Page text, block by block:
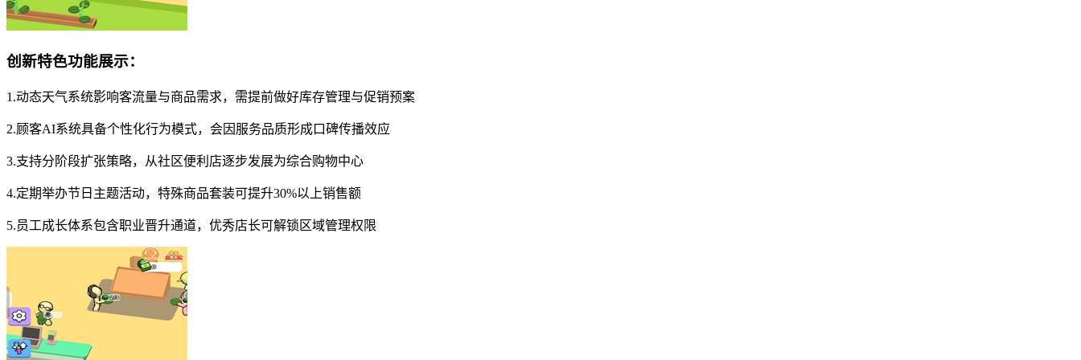
创新特色功能展示：
1.动态天气系统影响客流量与商品需求，需提前做好库存管理与促销预案
2.顾客AI系统具备个性化行为模式，会因服务品质形成口碑传播效应
3.支持分阶段扩张策略，从社区便利店逐步发展为综合购物中心
4.定期举办节日主题活动，特殊商品套装可提升30%以上销售额
5.员工成长体系包含职业晋升通道，优秀店长可解锁区域管理权限